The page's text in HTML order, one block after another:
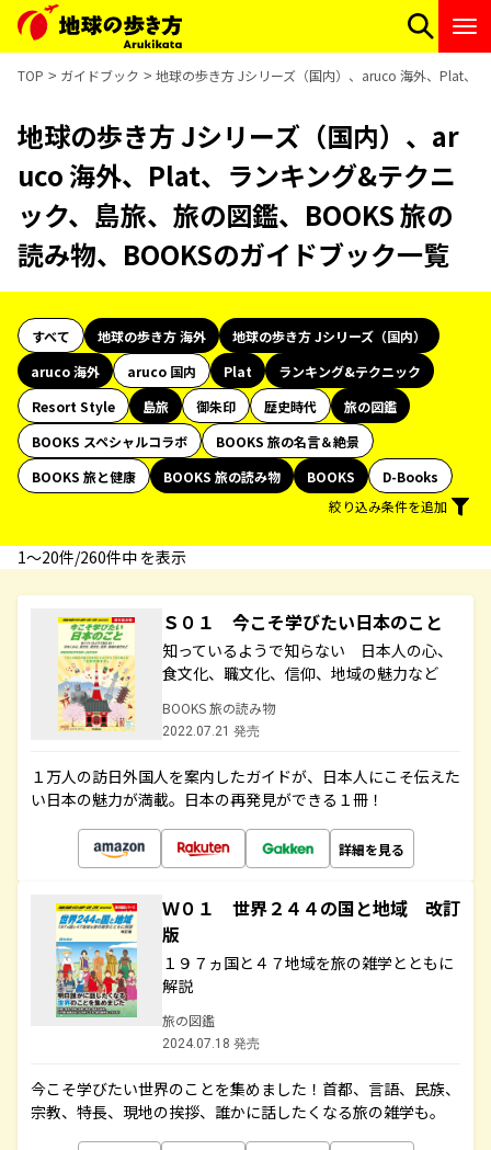
TOP ガイドブック 地球の歩き方 Jシリーズ（国内）、aruco 海外、Plat、
地球の歩き方 Jシリーズ（国内）、ar
uco 海外、Plat、ランキング&テクニ
ック、島旅、旅の図鑑、BOOKS 旅の
読み物、BOOKSのガイドブック一覧
すべて 地球の歩き方 海外
地球の歩き方 Jシリーズ（国内）
aruco 海外
aruco 国内 Plat
ランキング&テクニック
Resort Style
島旅 御朱印 歴史時代
旅の図鑑
BOOKS スペシャルコラボ
BOOKS 旅の名言＆絶景
BOOKS 旅と健康
BOOKS 旅の読み物 BOOKS
D-Books
絞り込み条件を追加
1〜20件/260件中 を表示
Ｓ０１ 今こそ学びたい日本のこと
知っているようで知らない 日本人の心、
食文化、職文化、信仰、地域の魅力など
BOOKS 旅の読み物
2022.07.21 発売
１万人の訪日外国人を案内したガイドが、日本人にこそ伝えた
い日本の魅力が満載。日本の再発見ができる１冊！
詳細を見る
Ｗ０１ 世界２４４の国と地域 改訂
版
１９７ヵ国と４７地域を旅の雑学とともに
解説
旅の図鑑
2024.07.18 発売
今こそ学びたい世界のことを集めました！首都、言語、民族、
宗教、特長、現地の挨拶、誰かに話したくなる旅の雑学も。